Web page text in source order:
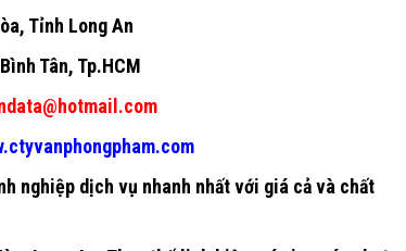
Tỉnh Long An
Tân, Tp.HCM
nghiệp dịch vụ nhanh nhất với giá cả và chất